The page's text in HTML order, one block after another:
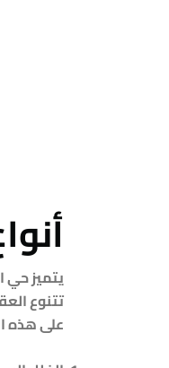
يتميز حي
تتنوع
على هذه